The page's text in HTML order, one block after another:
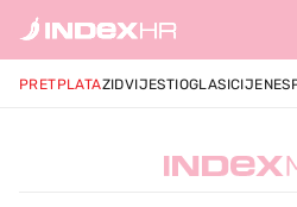
PRETPLATAZIDVIJESTIOGLASICIJENE